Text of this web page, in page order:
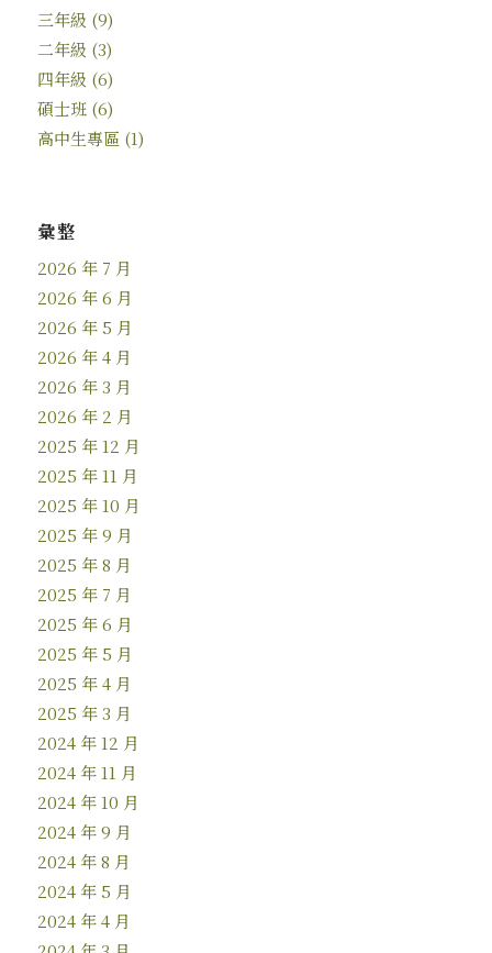
三年級 (9)
二年級 (3)
四年級 (6)
碩士班(6)
高中生專區 (1)
彙整
2026 年 7 月
2026 年 6 月
2026 年 5 月
2026 年 4 月
2026 年 3 月
2026 年 2 月
2025 年 12 月
2025 年 11 月
2025 年 10 月
2025 年 9 月
2025 年 8 月
2025 年 7 月
2025 年 6 月
2025 年 5 月
2025 年 4 月
2025 年 3 月
2024 年 12 月
2024 年 11 月
2024 年 10 月
2024 年 9 月
2024 年 8 月
2024 年 5 月
2024 年 4 月